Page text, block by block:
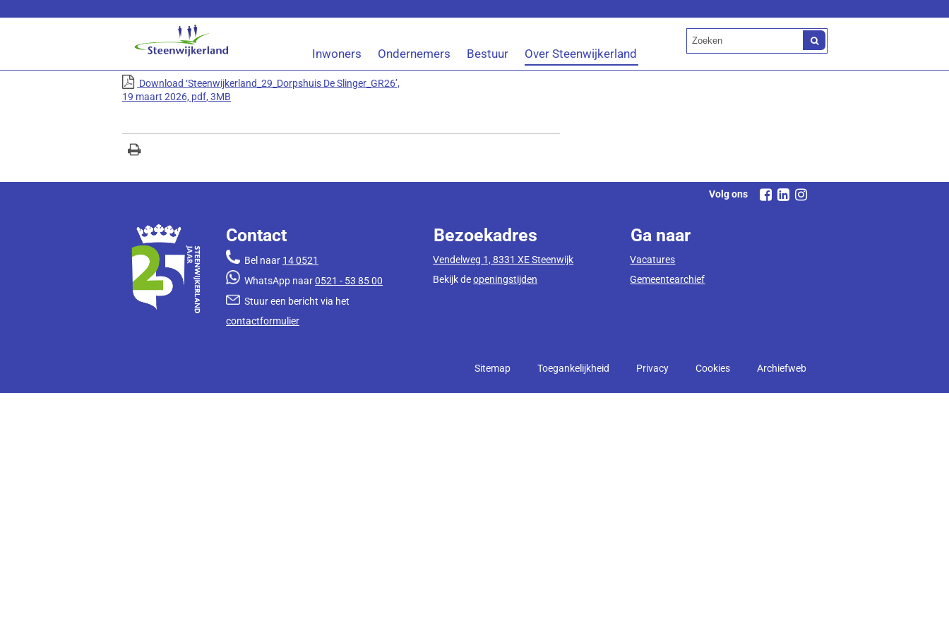
Inwoners Ondernemers Bestuur Over Steenwijkerland
Steenwijkerland_29_Dorpshuis De Slinger_GR26
Gebruik de onderstaande link om het document te downloaden.
Download ‘Steenwijkerland_29_Dorpshuis De Slinger_GR26’,
19 maart 2026, pdf, 3MB
Volg ons
Contact
Bel naar 14 0521
WhatsApp naar0521 - 53 85 00
Stuur een bericht via het
contactformulier
Bezoekadres
Vendelweg 1, 8331 XE Steenwijk
Bekijk deopeningstijden
Ga naar
Vacatures
Gemeentearchief
Sitemap Toegankelijkheid Privacy Cookies Archiefweb